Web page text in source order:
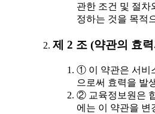
관한 조건 및 절차
정하는 것을 목적
제 2 조 (약관의 효
① 이 약관은 서비
으로써 효력을 발
② 교육정보원은
에는 이 약관을 변